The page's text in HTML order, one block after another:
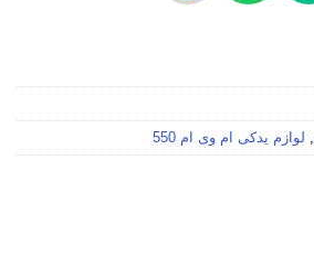
, لوازم یدکی ام وی ام 550